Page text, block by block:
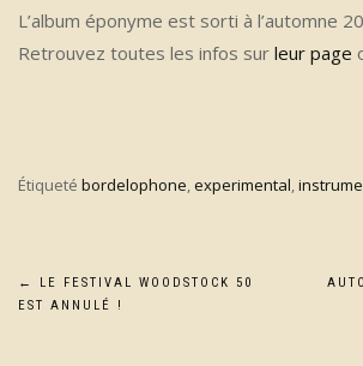
L’album éponyme est sorti à l’automne
Retrouvez toutes les infos sur leur page
Étiqueté bordelophone,experimental,
Navigation
←
LE FESTIVAL WOODSTOCK 50
EST ANNULÉ !